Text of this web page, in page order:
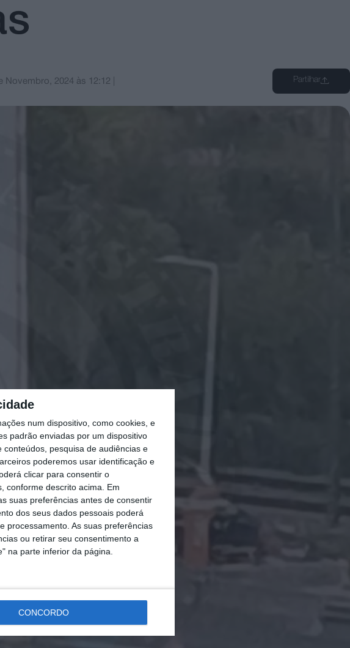
num dispositivo, como cookies, e
padrão enviadas por um dispositivo
pesquisa de audiências e
poderemos usar identificação e
clicar para consentir o
conforme descrito acima. Em
suas preferências antes de consentir
dos seus dados pessoais poderá
processamento. As suas preferências
ou retirar seu consentimento a
na parte inferior da página.
CONCORDO
Novembro, 2024 às 12:12 Partilhar